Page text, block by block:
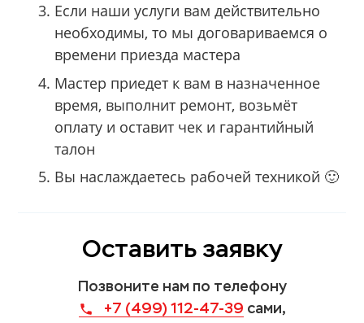
Если наши услуги вам действительно
необходимы, то мы договариваемся о
времени приезда мастера
Мастер приедет к вам в назначенное
время, выполнит ремонт, возьмёт
оплату и оставит чек и гарантийный
талон
Вы наслаждаетесь рабочей техникой 🙂
Оставить заявку
Позвоните нам по телефону
+7 (499) 112-47-39 сами,